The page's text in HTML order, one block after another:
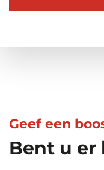
Geef een
Bent u er